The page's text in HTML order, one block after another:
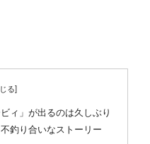
ィ」が出るのは久しぶり
釣り合いなストーリー